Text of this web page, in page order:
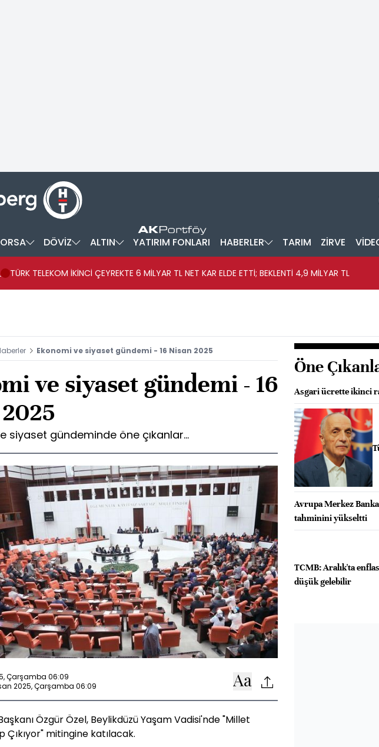
DÖVİZ ALTIN YATIRIM FONLARI HABERLER TARIM ZİRVE
TÜRK TELEKOM İKİNCİ ÇEYREKTE 6 MİLYAR TL NET KAR ELDE ETTİ; BEKLENTİ 4,9 MİLYAR TL
Ekonomi ve siyaset gündemi - 16 Nisan 2025
ve siyaset gündemi - 16
siyaset gündeminde öne çıkanlar...
Çarşamba 06:09
2025, Çarşamba 06:09
Özgür Özel, Beylikdüzü Yaşam Vadisi'nde "Millet
Çıkıyor" mitingine katılacak.
Öne
Asgari ücrette ikinci
Avrupa Merkez
tahminini yükseltti
TCMB: Aralık'ta
düşük gelebilir